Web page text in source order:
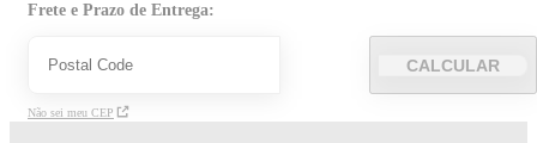
Frete e Prazo de Entrega:
CALCULAR
Não sei meu CEP